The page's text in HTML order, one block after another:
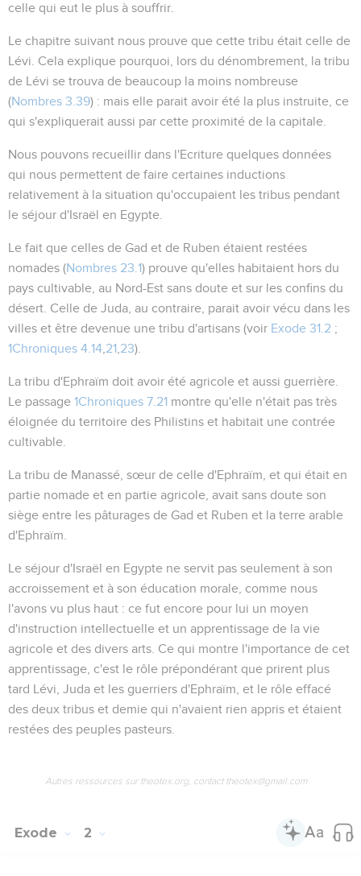
celle qui eut le plus à souffrir.
Le chapitre suivant nous prouve que cette tribu était celle de
Lévi. Cela explique pourquoi, lors du dénombrement, la tribu
de Lévi se trouva de beaucoup la moins nombreuse
(Nombres 3.39) : mais elle parait avoir été la plus instruite, ce
qui s'expliquerait aussi par cette proximité de la capitale.
Nous pouvons recueillir dans l'Ecriture quelques données
qui nous permettent de faire certaines inductions
relativement à la situation qu'occupaient les tribus pendant
le séjour d'Israël en Egypte.
Le fait que celles de Gad et de Ruben étaient restées
nomades (Nombres 23.1) prouve qu'elles habitaient hors du
pays cultivable, au Nord-Est sans doute et sur les confins du
désert. Celle de Juda, au contraire, parait avoir vécu dans les
villes et être devenue une tribu d'artisans (voir Exode 31.2 ;
1Chroniques 4.14 21 23).
La tribu d'Ephraïm doit avoir été agricole et aussi guerrière.
Le passage 1Chroniques 7.21 montre qu'elle n'était pas très
éloignée du territoire des Philistins et habitait une contrée
cultivable.
La tribu de Manassé, sœur de celle d'Ephraïm, et qui était en
partie nomade et en partie agricole, avait sans doute son
siège entre les pâturages de Gad et Ruben et la terre arable
d'Ephraïm.
Le séjour d'Israël en Egypte ne servit pas seulement à son
accroissement et à son éducation morale, comme nous
l'avons vu plus haut : ce fut encore pour lui un moyen
d'instruction intellectuelle et un apprentissage de la vie
agricole et des divers arts. Ce qui montre l'importance de cet
apprentissage, c'est le rôle prépondérant que prirent plus
tard Lévi, Juda et les guerriers d'Ephraïm, et le rôle effacé
des deux tribus et demie qui n'avaient rien appris et étaient
restées des peuples pasteurs.
Autres ressources sur theotex.org, contact theotex@gmail.com
Exode 2